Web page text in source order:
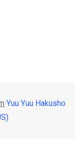
Yuu Yuu Hakusho